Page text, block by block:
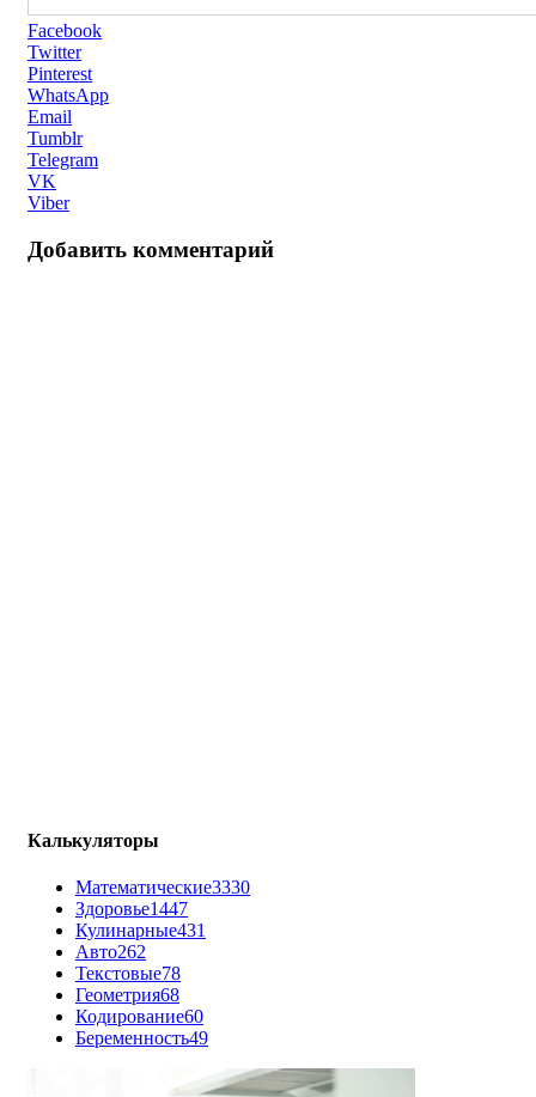
Facebook
Twitter
Pinterest
WhatsApp
Email
Tumblr
Telegram
VK
Viber
Добавить комментарий
Калькуляторы
Математические3330
Здоровье1447
Кулинарные431
Авто262
Текстовые78
Геометрия68
Кодирование60
Беременность49